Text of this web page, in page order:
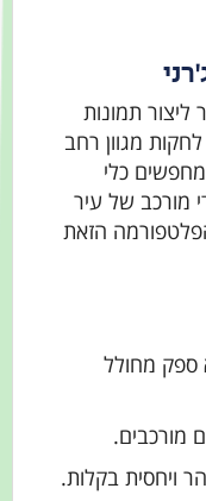
תמונות
לחקות מגוון רחב
כלי
מורכב של עיר
הזאת
ספק מחולל
מורכבים.
ויחסית בקלות.